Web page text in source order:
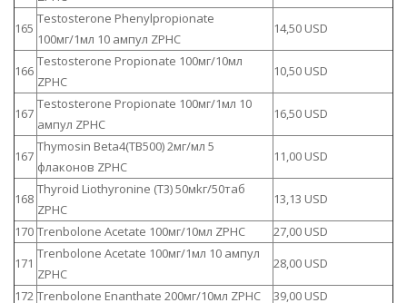
165
Testosterone Phenylpropionate
100мг/1мл 10 ампул ZPHC
14,50 USD
166
Testosterone Propionate 100мг/10мл
ZPHC
10,50 USD
167
Testosterone Propionate 100мг/1мл 10
ампул ZPHC
16,50 USD
167
Thymosin Beta4(TB500) 2мг/мл 5
флаконов ZPHC
11,00 USD
168
Thyroid Liothyronine (T3) 50мkг/50таб
ZPHC
13,13 USD
170 Trenbolone Acetate 100мг/10мл ZPHC
27,00 USD
171
Trenbolone Acetate 100мг/1мл 10 ампул
ZPHC
28,00 USD
172 Trenbolone Enanthate 200мг/10мл ZPHC
39,00 USD